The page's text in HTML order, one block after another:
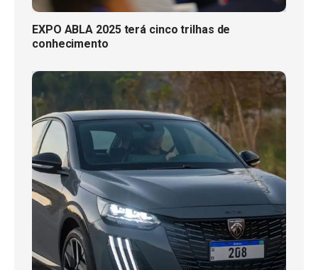
EXPO ABLA 2025 terá cinco trilhas de
conhecimento